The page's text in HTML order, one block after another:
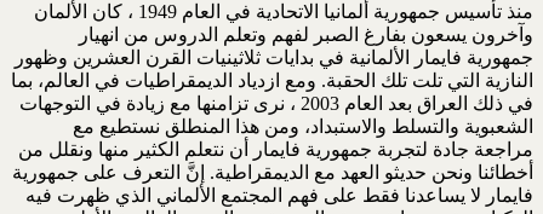
منذ تأسيس جمهورية ألمانيا الاتحادية في العام 1949 ، كان الألمان
وآخرون يسعون بفارغ الصبر لفهم وتعلم الدروس من انهيار
جمهورية فايمار الألمانية في بدايات ثلاثينيات القرن العشرين وظهور
النازية التي تلت تلك الحقبة. ومع ازدياد الديمقراطيات في العالم، بما
في ذلك العراق بعد العام 2003 ، نرى تزامنها مع زيادة في التوجهات
الشعبوية والتسلط والاستبداد، ومن هذا المنطلق نستطيع مع
مراجعة جادة لتجربة جمهورية فايمار أن نتعلم الكثير منها ونقلل من
أخطائنا ونحن حديثو العهد مع الديمقراطية. إنَّ التعرف على جمهورية
فايمار لا يساعدنا فقط على فهم المجتمع الألماني الذي ظهرت فيه